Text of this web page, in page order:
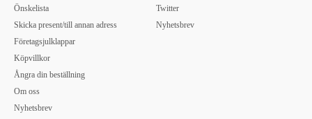
Önskelista
Skicka present/till annan adress
Företagsjulklappar
Köpvillkor
Ångra din beställning
Om oss
Nyhetsbrev
Twitter
Nyhetsbrev